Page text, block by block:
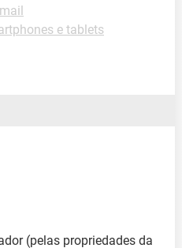
e tablets
(pelas propriedades da